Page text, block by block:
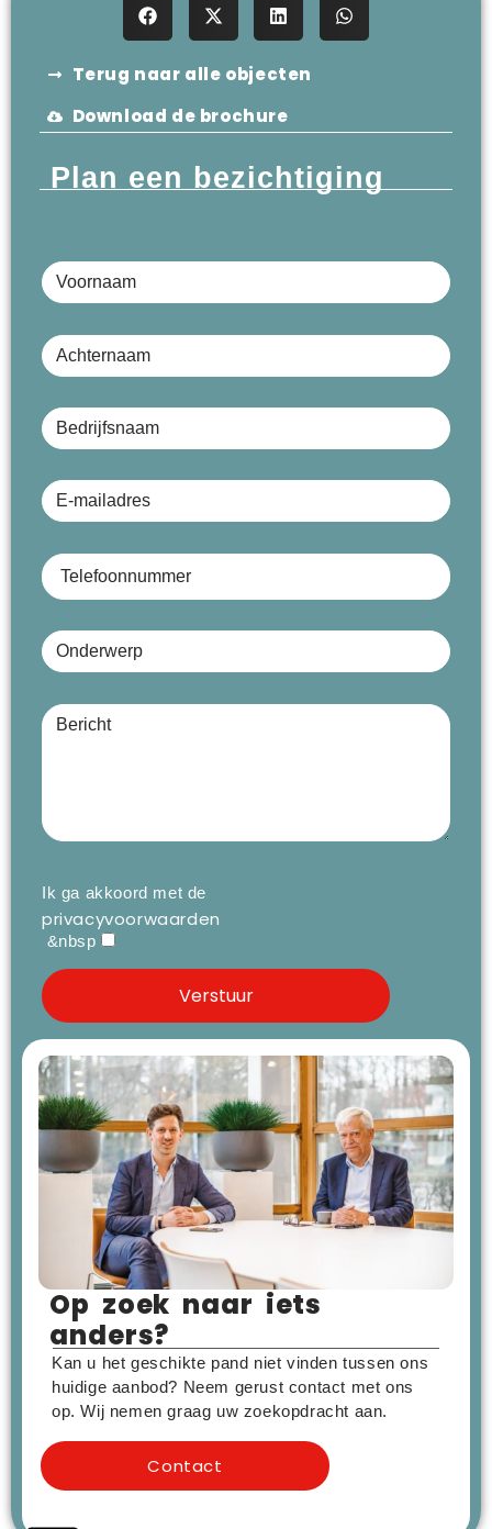
Terug naar alle objecten
Download de brochure
Plan een bezichtiging
Ik ga akkoord met de
privacyvoorwaarden
&nbsp
Op zoek naar iets
anders?
Kan u het geschikte pand niet vinden tussen ons
huidige aanbod? Neem gerust contact met ons
op. Wij nemen graag uw zoekopdracht aan.
Contact